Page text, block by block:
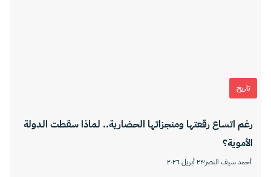
تاريخ
رغم اتساع رقعتها ومنجزاتها الحضارية.. لماذا سقطت الدولة
الأموية؟
أحمد سيف النصر٢٣ أبريل ٢٠٢٦